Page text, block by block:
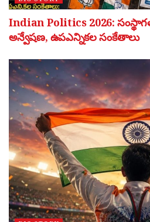
Indian Politics 2026:
అన్వేషణ, ఉపఎన్నికల సంకేతాలు